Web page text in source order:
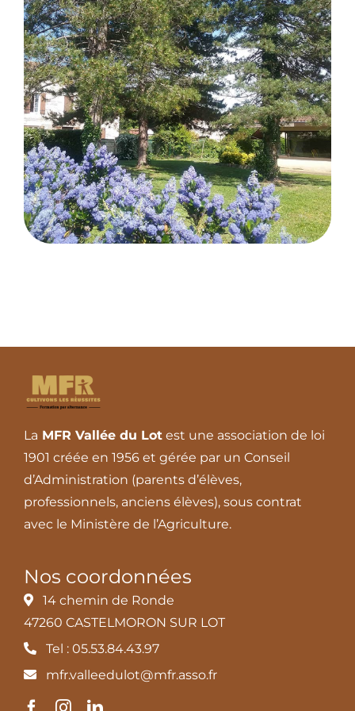
Contact
La MFR Vallée du Lotest une association de loi
1901 créée en 1956 et gérée par un Conseil
d’Administration (parents d’élèves,
professionnels, anciens élèves), sous contrat
avec le Ministère de l’Agriculture.
Nos coordonnées
14 chemin de Ronde
47260 CASTELMORON SUR LOT
Tel : 05.53.84.43.97
mfr.valleedulot@mfr.asso.fr